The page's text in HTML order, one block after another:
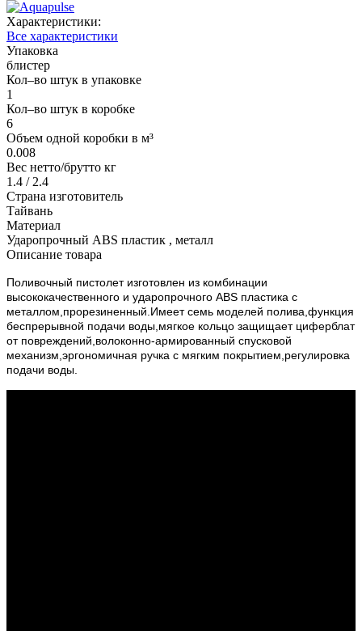
Характеристики:
Все характеристики
Упаковка
блистер
Кол–во штук в упаковке
1
Кол–во штук в коробке
6
Объем одной коробки в м³
0.008
Вес нетто/брутто кг
1.4 / 2.4
Страна изготовитель
Тайвань
Материал
Ударопрочный ABS пластик , металл
Описание товара
Поливочный пистолет изготовлен из комбинации
высококачественного и ударопрочного ABS пластика с
металлом,прорезиненный.Имеет семь моделей полива,функция
беспрерывной подачи воды,мягкое кольцо защищает циферблат
от повреждений,волоконно-армированный спусковой
механизм,эргономичная ручка с мягким покрытием,регулировка
подачи воды.